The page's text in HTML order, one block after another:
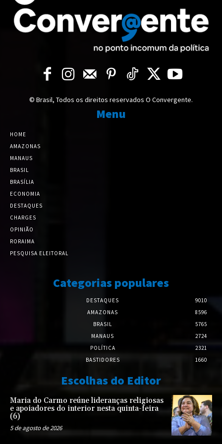
© Brasil, Todos os direitos reservados O Convergente.
Menu
HOME
AMAZONAS
MANAUS
BRASIL
BRASÍLIA
ECONOMIA
DESTAQUES
CHARGES
OPINIÃO
RORAIMA
PESQUISA ELEITORAL
Categorias populares
DESTAQUES
9010
AMAZONAS
8596
BRASIL
5765
MANAUS
2724
POLÍTICA
2321
BASTIDORES
1660
Escolhas do Editor
Maria do Carmo reúne lideranças religiosas
e apoiadores do interior nesta quinta-feira
(6)
5 de agosto de 2026